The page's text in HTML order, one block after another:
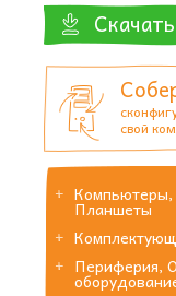
свой
Компьютеры,
Планшеты
Периферия,